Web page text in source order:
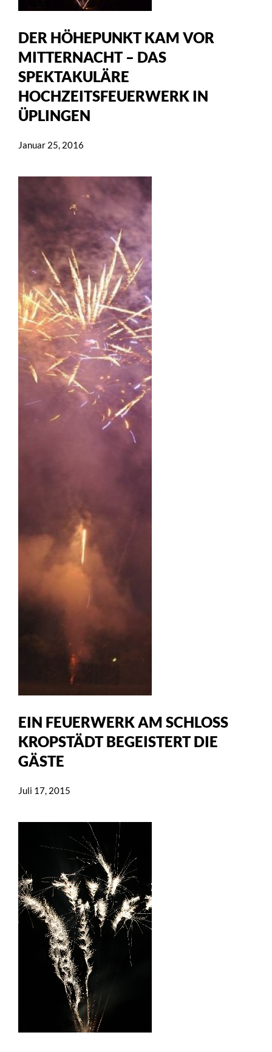
DER HÖHEPUNKT KAM VOR
MITTERNACHT – DAS
SPEKTAKULÄRE
HOCHZEITSFEUERWERK IN
ÜPLINGEN
Januar 25, 2016
EIN FEUERWERK AM SCHLOSS
KROPSTÄDT BEGEISTERT DIE
GÄSTE
Juli 17, 2015